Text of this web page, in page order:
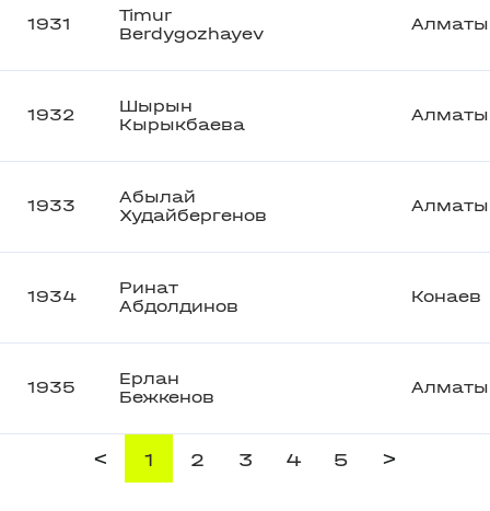
1931
Timur
Berdygozhayev
Алматы
1932
Шырын
Кырыкбаева
Алматы
1933
Абылай
Худайбергенов
Алматы
1934
Ринат
Абдолдинов
Конаев
1935
Ерлан
Бежкенов
Алматы
< 1 2 3 4 5 >